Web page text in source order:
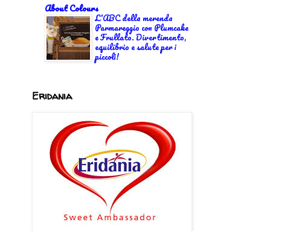
About Colours
L'ABC della merenda
Parmareggio con Plumcake
e Frullato. Divertimento,
equilibrio e salute per i
piccoli!
Eridania